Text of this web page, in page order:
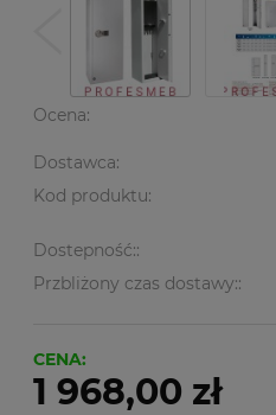
Ocena:
Dostawca:
Kod produktu:
Dostepność::
Przbliżony czas dostawy::
CENA:
1 968,00 zł